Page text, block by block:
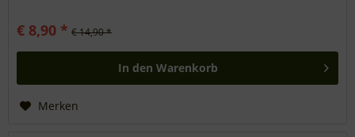
€ 8,90 * € 14,90 *
In den Warenkorb
Merken